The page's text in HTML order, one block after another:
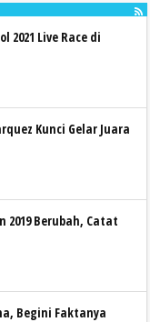
2021 Live Race di
Kunci Gelar Juara
2019 Berubah, Catat
Begini Faktanya